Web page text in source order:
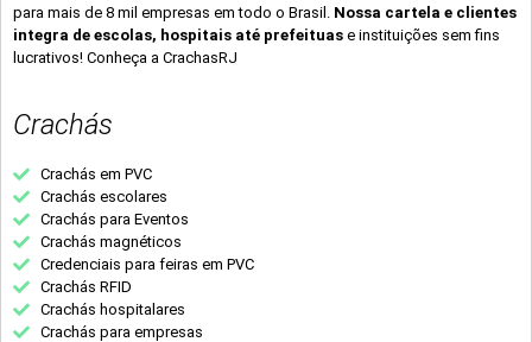
para mais de 8 mil empresas em todo o Brasil. Nossa cartela e clientes
integra de escolas, hospitais até prefeituas e instituições sem fins
lucrativos! Conheça a CrachasRJ
Crachás
Crachás em PVC
Crachás escolares
Crachás para Eventos
Crachás magnéticos
Credenciais para feiras em PVC
Crachás RFID
Crachás hospitalares
Crachás para empresas